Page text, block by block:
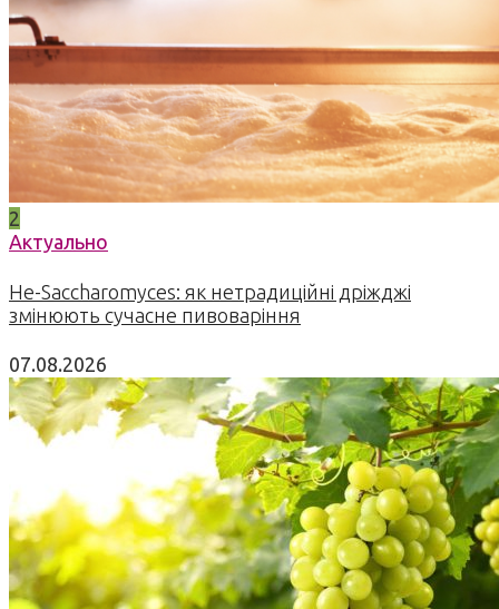
2
Актуально
Не-Saccharomyces: як нетрадиційні дріжджі
змінюють сучасне пивоваріння
07.08.2026